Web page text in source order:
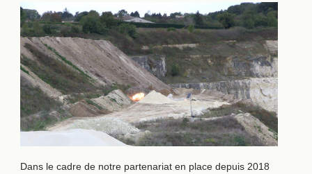
Dans le cadre de notre partenariat en place depuis 2018